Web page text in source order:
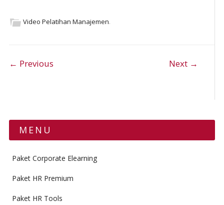
Video Pelatihan Manajemen.
Post navigation
← Previous Next →
MENU
Paket Corporate Elearning
Paket HR Premium
Paket HR Tools